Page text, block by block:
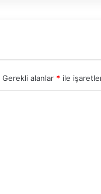
Gerekli alanlar * ile